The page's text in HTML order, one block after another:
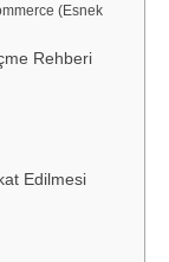
(Esnek
Rehberi
Edilmesi